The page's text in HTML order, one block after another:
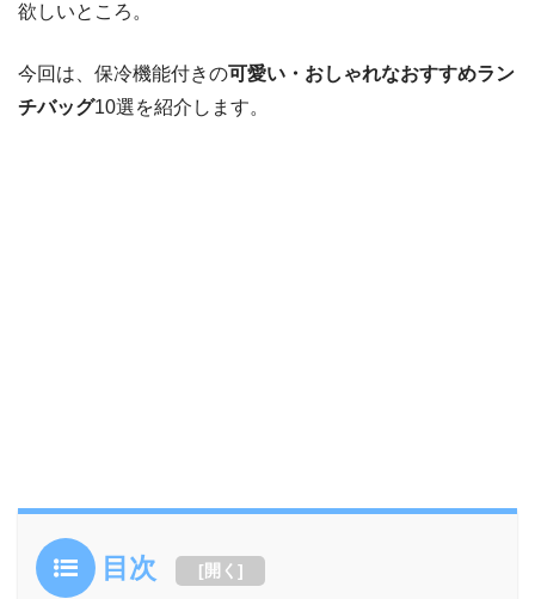
欲しいところ。
今回は、保冷機能付きの可愛い・おしゃれなおすすめラン
チバッグ10選を紹介します。
目次 [開く ]